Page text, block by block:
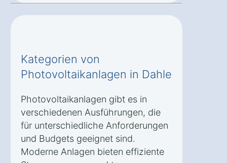
Kategorien von
Photovoltaikanlagen in Dahle
Photovoltaikanlagen gibt es in
verschiedenen Ausführungen, die
für unterschiedliche Anforderungen
und Budgets geeignet sind.
Moderne Anlagen bieten effiziente